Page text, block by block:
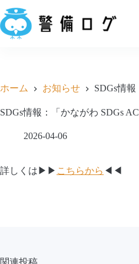
ン
テ
キ
プ
ホーム お知らせ SDGs情
SDGs情報：「かながわ SDGs
2026-04-06
詳しくは▶▶ こちらから ◀◀
関連投稿